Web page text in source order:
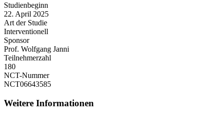
Studienbeginn
22. April 2025
Art der Studie
Interventionell
Sponsor
Prof. Wolfgang Janni
Teilnehmerzahl
180
NCT-Nummer
NCT06643585
Weitere Informationen